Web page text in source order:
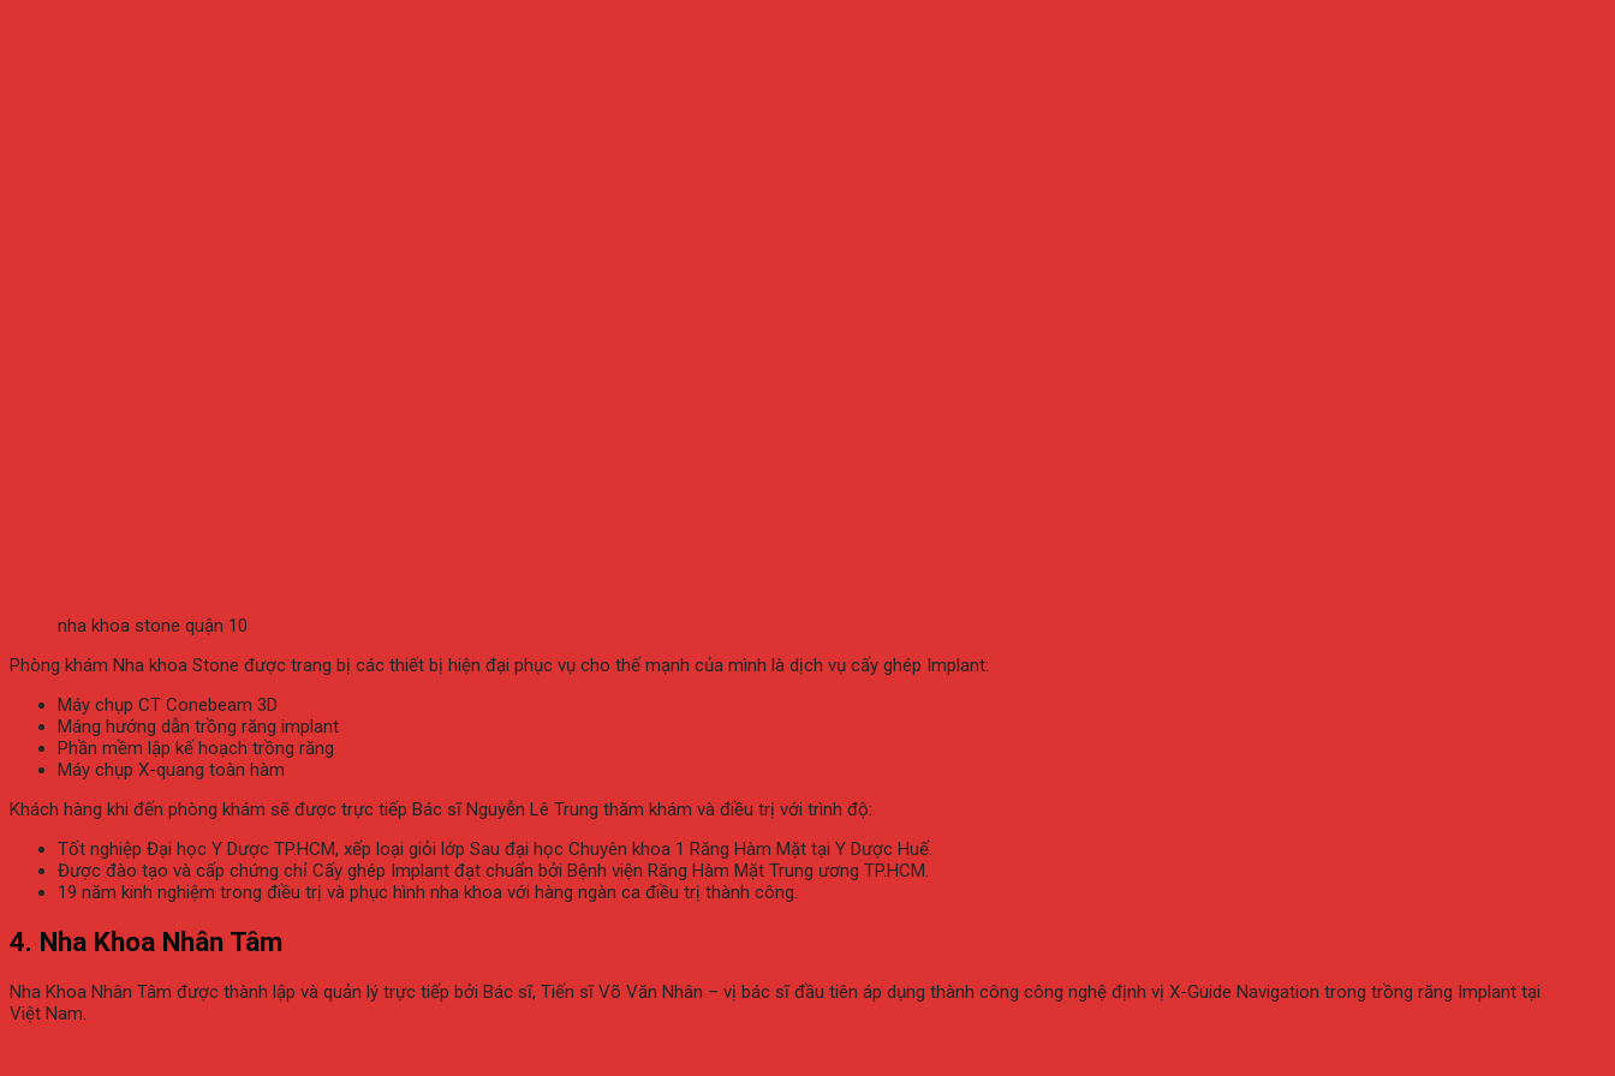
nha khoa stone quận 10
Phòng khám Nha khoa Stone được trang bị các thiết bị hiện đại phục vụ cho thế mạnh của mình là dịch vụ cấy ghép Implant:
Máy chụp CT Conebeam 3D
Máng hướng dẫn trồng răng implant
Phần mềm lập kế hoạch trồng răng
Máy chụp X-quang toàn hàm
Khách hàng khi đến phòng khám sẽ được trực tiếp Bác sĩ Nguyễn Lê Trung thăm khám và điều trị với trình độ:
Tốt nghiệp Đại học Y Dược TP.HCM, xếp loại giỏi lớp Sau đại học Chuyên khoa 1 Răng Hàm Mặt tại Y Dược Huế.
Được đào tạo và cấp chứng chỉ Cấy ghép Implant đạt chuẩn bởi Bệnh viện Răng Hàm Mặt Trung ương TP.HCM.
19 năm kinh nghiệm trong điều trị và phục hình nha khoa với hàng ngàn ca điều trị thành công.
4. Nha Khoa Nhân Tâm
Nha Khoa Nhân Tâm được thành lập và quản lý trực tiếp bởi Bác sĩ, Tiến sĩ Võ Văn Nhân – vị bác sĩ đầu tiên áp dụng thành công công nghệ định vị X-Guide Navigation trong trồng răng Implant tại
Việt Nam.